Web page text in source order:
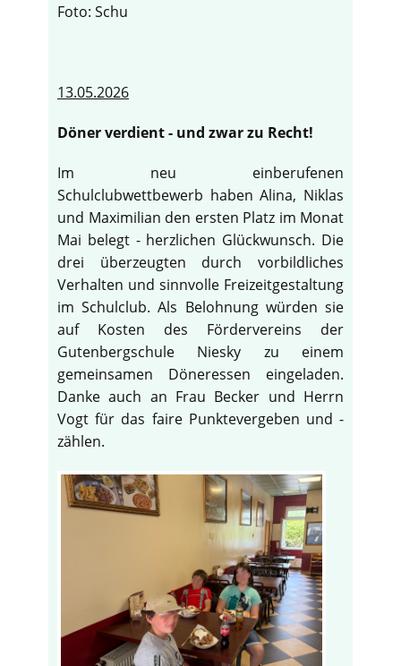
Foto: Schu
13.05.2026
Döner verdient - und zwar zu Recht!
Im neu einberufenen
Schulclubwettbewerb haben Alina, Niklas
und Maximilian den ersten Platz im Monat
Mai belegt - herzlichen Glückwunsch. Die
drei überzeugten durch vorbildliches
Verhalten und sinnvolle Freizeitgestaltung
im Schulclub. Als Belohnung würden sie
auf Kosten des Fördervereins der
Gutenbergschule Niesky zu einem
gemeinsamen Döneressen eingeladen.
Danke auch an Frau Becker und Herrn
Vogt für das faire Punktevergeben und -
zählen.